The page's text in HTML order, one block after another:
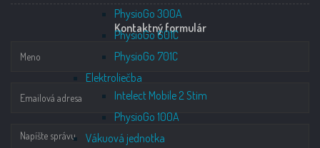
PhysioGo 300A
PhysioGo 601C
PhysioGo 701C
Elektroliečba
Intelect Mobile 2 Stim
PhysioGo 100A
Vákuová jednotka
Kontaktný formulár